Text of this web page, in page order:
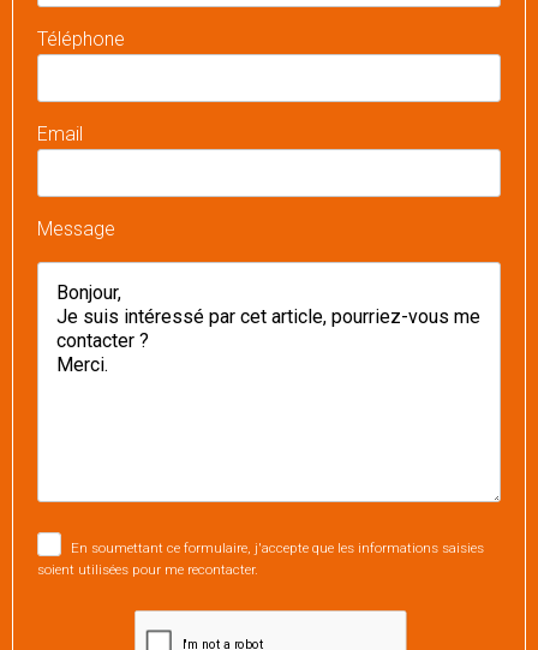
Téléphone
Email
Message
En soumettant ce formulaire, j'accepte que les informations saisies
soient utilisées pour me recontacter.